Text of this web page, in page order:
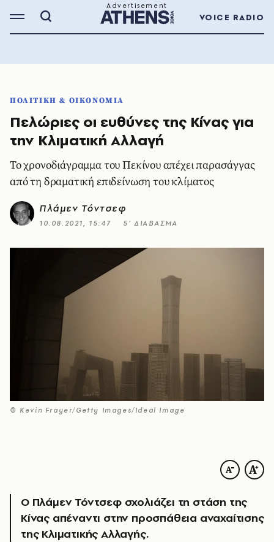
VOICE RADIO
ΠΟΛΙΤΙΚΗ & ΟΙΚΟΝΟΜΙΑ
Πελώριες οι ευθύνες της Κίνας για
την Κλιματική Αλλαγή
Το χρονοδιάγραμμα του Πεκίνου απέχει παρασάγγας
από τη δραματική επιδείνωση του κλίματος
Πλάμεν Τόντσεφ
10.08.2021, 15:47 5’ ΔΙΑΒΑΣΜΑ
© Kevin Frayer/Getty Images/Ideal Image
Ο Πλάμεν Τόντσεφ σχολιάζει τη στάση της
Κίνας απέναντι στην προσπάθεια αναχαίτισης
της Κλιματικής Αλλαγής.